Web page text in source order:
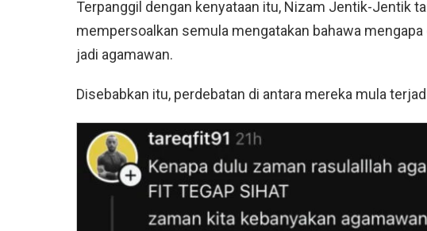
Terpanggil dengan kenyataan itu, Nizam Jentik-Jentik
mempersoalkan semula mengatakan bahawa
jadi agamawan.
Disebabkan itu, perdebatan di antara mereka mula